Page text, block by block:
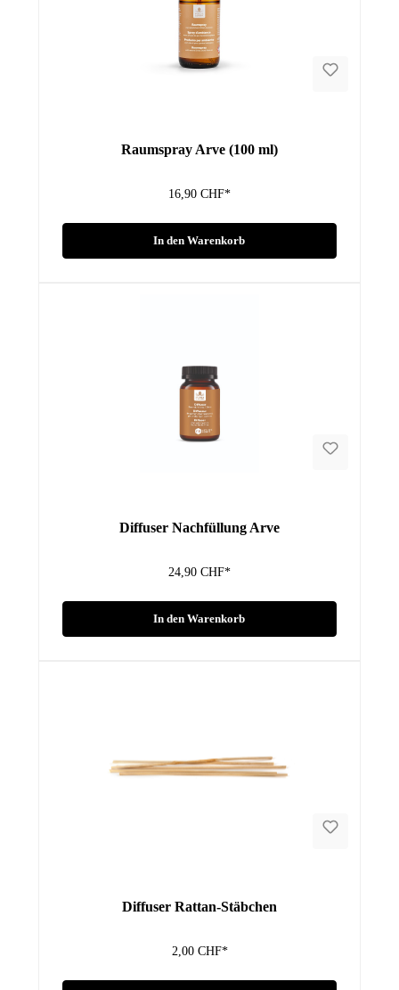
Raumspray Arve (100 ml)
16,90 CHF*
In den Warenkorb
Diffuser Nachfüllung Arve
24,90 CHF*
In den Warenkorb
Diffuser Rattan-Stäbchen
2,00 CHF*